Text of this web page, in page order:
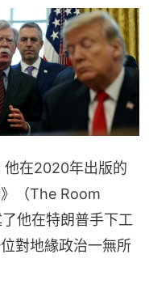
他在2020年出版的
（The Room
他在特朗普手下工
對地緣政治一無所